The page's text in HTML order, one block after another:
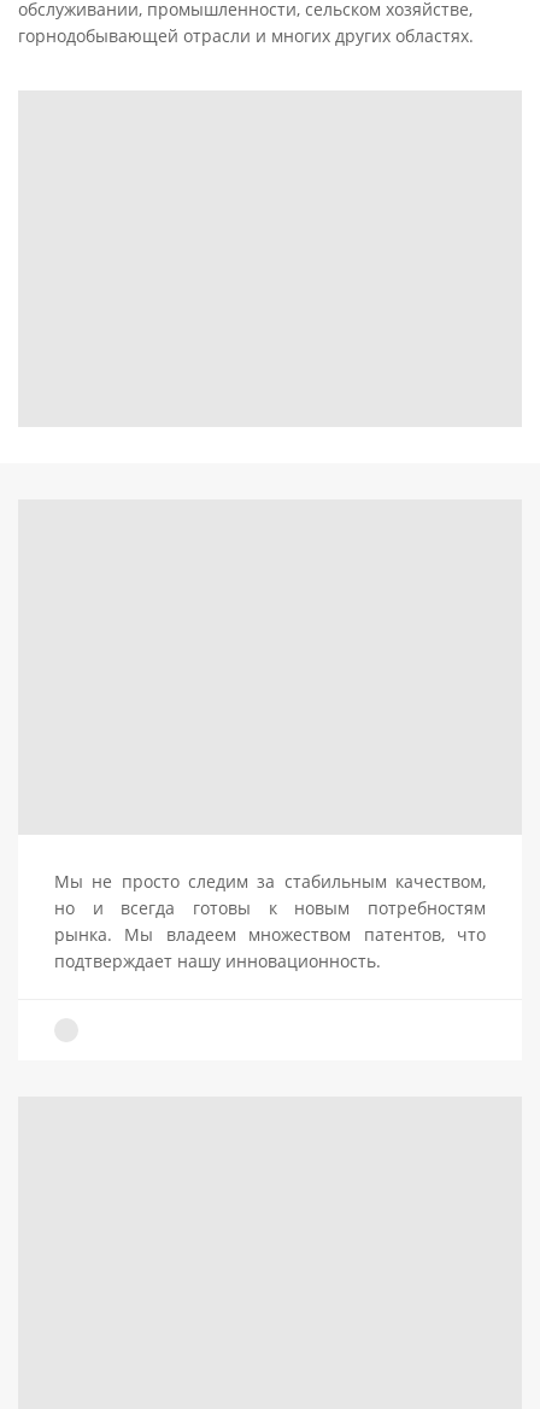
обслуживании, промышленности, сельском хозяйстве,
горнодобывающей отрасли и многих других областях.
Мы не просто следим за стабильным качеством,
но и всегда готовы к новым потребностям
рынка. Мы владеем множеством патентов, что
подтверждает нашу инновационность.